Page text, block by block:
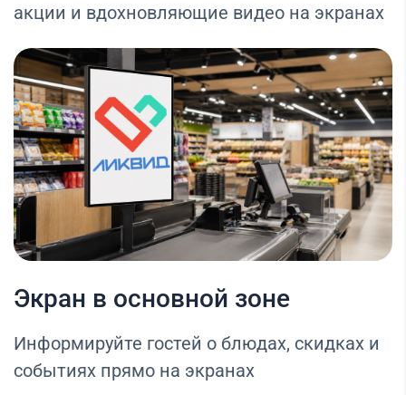
акции и вдохновляющие видео на экранах
Экран в основной зоне
Информируйте гостей о блюдах, скидках и
событиях прямо на экранах